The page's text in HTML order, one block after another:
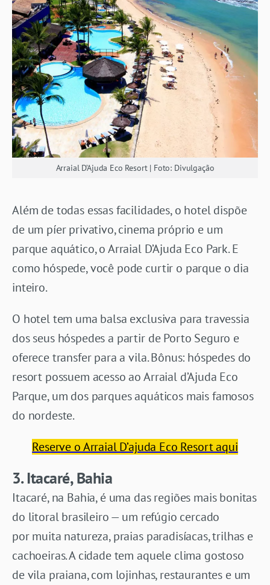
Arraial D’Ajuda Eco Resort | Foto: Divulgação
Além de todas essas facilidades, o hotel dispõe
de um píer privativo, cinema próprio e um
parque aquático, o Arraial D’Ajuda Eco Park. E
como hóspede, você pode curtir o parque o dia
inteiro.
O hotel tem uma balsa exclusiva para travessia
dos seus hóspedes a partir de Porto Seguro e
oferece transfer para a vila. Bônus: hóspedes do
resort possuem acesso ao Arraial d’Ajuda Eco
Parque, um dos parques aquáticos mais famosos
do nordeste.
Reserve o Arraial D’ajuda Eco Resort aqui
3. Itacaré, Bahia
Itacaré, na Bahia, é uma das regiões mais bonitas
do litoral brasileiro — um refúgio cercado
por muita natureza, praias paradisíacas, trilhas e
cachoeiras. A cidade tem aquele clima gostoso
de vila praiana, com lojinhas, restaurantes e um